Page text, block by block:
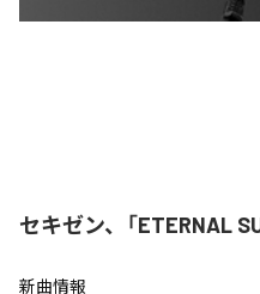
セキゼン、「ETERNAL
新曲情報